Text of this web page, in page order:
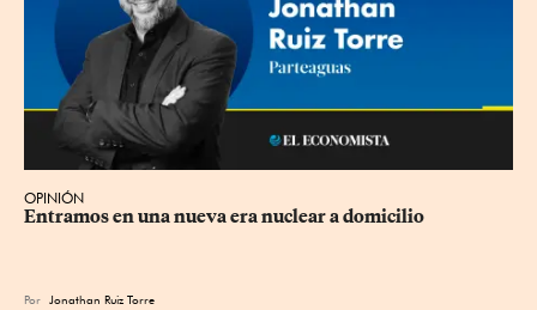
OPINIÓN
Entramos en una nueva era nuclear a domicilio
Por Jonathan Ruiz Torre